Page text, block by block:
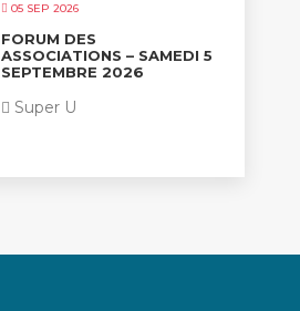
05 SEP 2026
FORUM DES
ASSOCIATIONS – SAMEDI 5
SEPTEMBRE 2026
Super U